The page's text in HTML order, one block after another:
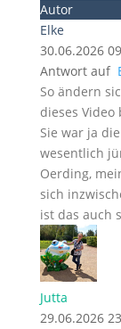
Autor
Elke
30.06.2026
Antwort auf
So ändern
dieses
Sie war ja
wesentlich
Oerding,
sich
ist das auch
Jutta
29.06.2026